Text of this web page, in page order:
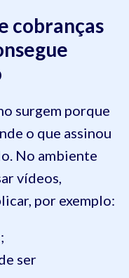
cobranças
surgem porque
o que assinou
No ambiente
vídeos,
por exemplo:
ser